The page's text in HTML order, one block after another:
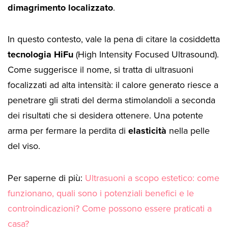
dimagrimento localizzato.
In questo contesto, vale la pena di citare la cosiddetta
tecnologia HiFu(High Intensity Focused Ultrasound).
Come suggerisce il nome, si tratta di ultrasuoni
focalizzati ad alta intensità: il calore generato riesce a
penetrare gli strati del derma stimolandoli a seconda
dei risultati che si desidera ottenere. Una potente
arma per fermare la perdita di elasticità nella pelle
del viso.
Per saperne di più: Ultrasuoni a scopo estetico: come
funzionano, quali sono i potenziali benefici e le
controindicazioni? Come possono essere praticati a
casa?